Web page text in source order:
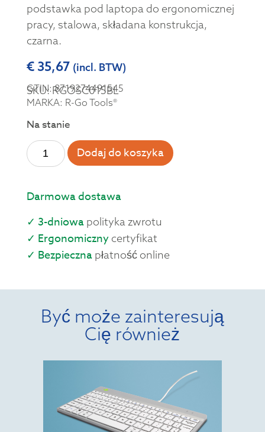
podstawka pod laptopa do ergonomicznej
pracy, stalowa, składana konstrukcja,
czarna.
€35,67 (incl. BTW)
SKU: RGOSC015BL
GTIN: 8719274491545
MARKA: R-Go Tools®
Na stanie
Dodaj do koszyka
Darmowa dostawa
✓ 3-dniowapolityka zwrotu
✓ Ergonomicznycertyfikat
✓ Bezpiecznapłatność online
Być może zainteresują
Cię również